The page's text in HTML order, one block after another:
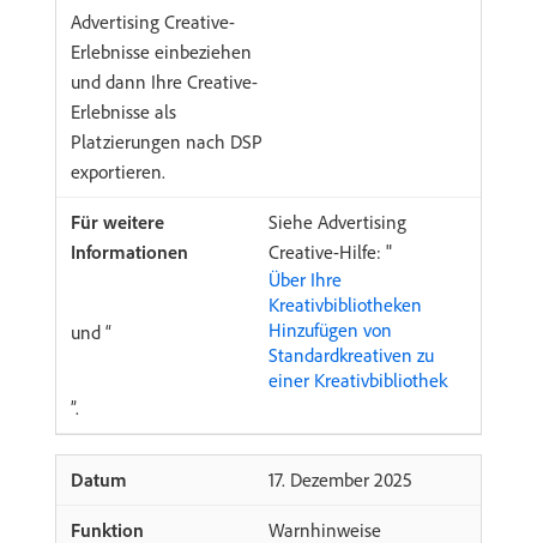
Advertising Creative-
Erlebnisse einbeziehen
und dann Ihre Creative-
Erlebnisse als
Platzierungen nach DSP
exportieren.
Siehe Advertising
Creative-Hilfe: "
Über Ihre
Kreativbibliotheken
und “
Hinzufügen von
Standardkreativen zu
einer Kreativbibliothek
”.
​17. Dezember 2025
Warnhinweise